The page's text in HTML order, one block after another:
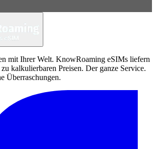
mit Ihrer Welt. KnowRoaming eSIMs liefern
kalkulierbaren Preisen. Der ganze Service.
Überraschungen.